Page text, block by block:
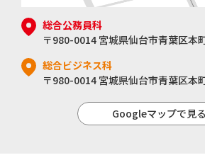
総合公務員科
〒980-0014 宮城県仙台市青葉区本
総合ビジネス科
〒980-0014 宮城県仙台市青葉区本
Googleマップで見る